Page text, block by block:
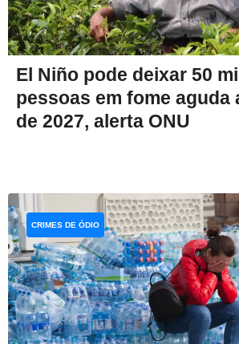
El Niño pode deixar 50
pessoas em fome aguda
de 2027, alerta ONU
CRIMES DE ÓDIO